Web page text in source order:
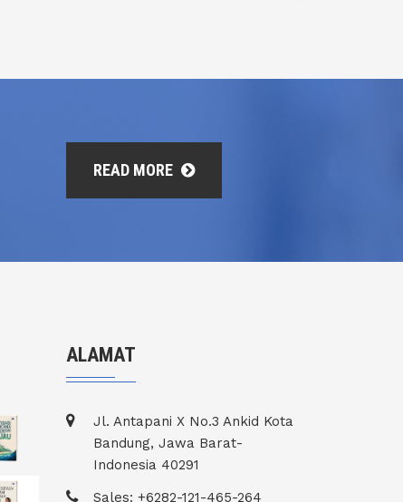
READ MORE
ALAMAT
Jl. Antapani X No.3 Ankid Kota
Bandung, Jawa Barat-
Indonesia 40291
Sales: +6282-121-465-264